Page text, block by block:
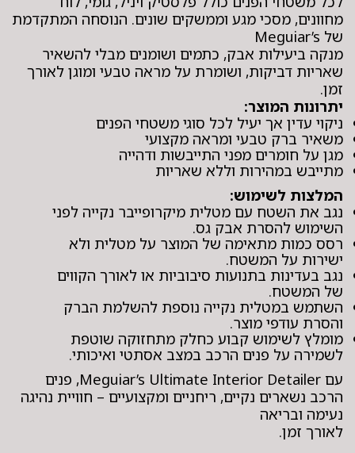
מחוונים, מסכי מגע וממשקים שונים. הנוסחה המתקדמת
של Meguiar’s
מנקה ביעילות אבק, כתמים ושומנים מבלי להשאיר
שאריות דביקות, ושומרת על מראה טבעי ומוגן לאורך
זמן.
יתרונות המוצר:
ניקוי עדין אך יעיל לכל סוגי משטחי הפנים
משאיר ברק טבעי ומראה מקצועי
מגן על חומרים מפני התייבשות ודהייה
מתייבש במהירות וללא שאריות
המלצות לשימוש:
נגב את השטח עם מטלית מיקרופייבר נקייה לפני
השימוש להסרת אבק גס.
רסס כמות מתאימה של המוצר על מטלית ולא
ישירות על המשטח.
נגב בעדינות בתנועות סיבוביות או לאורך הקווים
של המשטח.
השתמש במטלית נקייה נוספת להשלמת הברק
והסרת עודפי מוצר.
מומלץ לשימוש קבוע כחלק מתחזוקה שוטפת
לשמירה על פנים הרכב במצב אסתטי ואיכותי.
עם Meguiar’s Ultimate Interior Detailer, פנים
הרכב נשארים נקיים, ריחניים ומקצועיים – חוויית נהיגה
נעימה ובריאה
לאורך זמן.